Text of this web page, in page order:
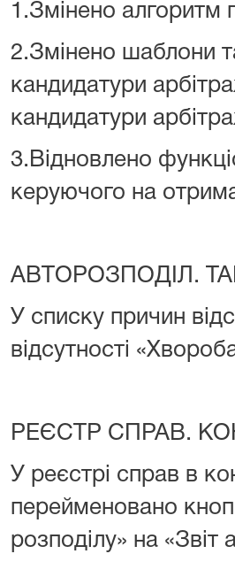
1.Змінено алгоритм
2.Змінено шаблони
кандидатури
кандидатури
3.Відновлено
керуючого на
АВТОРОЗПОДІЛ.
У списку причин
відсутності
РЕЄСТР СПРАВ.
У реєстрі справ в
перейменовано
розподілу» на «Звіт